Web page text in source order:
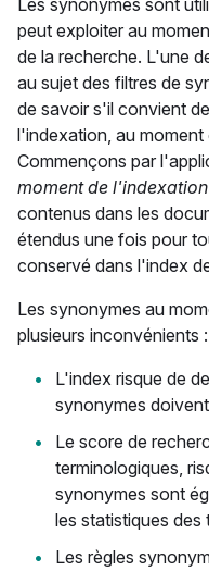
Les synonymes sont
peut exploiter au
de la recherche. L'une
au sujet des filtres de
de savoir s'il convient
l'indexation, au moment
Commençons par
moment de l'indexation
contenus dans les
étendus une fois pour
conservé dans l'index
Les synonymes au
plusieurs inconvénients :
L'index risque de
synonymes
Le score de
terminologiques,
synonymes sont
les statistiques des
Les règles